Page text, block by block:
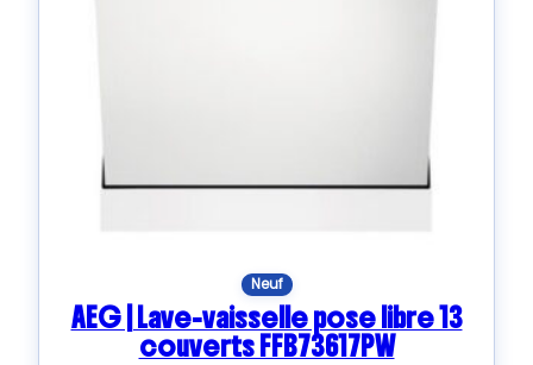
Neuf
AEG | Lave-vaisselle pose libre 13
couverts FFB73617PW